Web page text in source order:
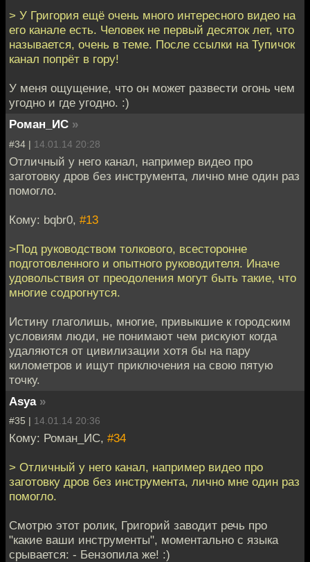
> У Григория ещё очень много интересного видео на
его канале есть. Человек не первый десяток лет, что
называется, очень в теме. После ссылки на Тупичок
канал попрёт в гору!
У меня ощущение, что он может развести огонь чем
угодно и где угодно. :)
Роман_ИС »
#34 | 14.01.14 20:28
Отличный у него канал, например видео про
заготовку дров без инструмента, лично мне один раз
помогло.
Кому: bqbr0, #13
>Под руководством толкового, всесторонне
подготовленного и опытного руководителя. Иначе
удовольствия от преодоления могут быть такие, что
многие содрогнутся.
Истину глаголишь, многие, привыкшие к городским
условиям люди, не понимают чем рискуют когда
удаляются от цивилизации хотя бы на пару
километров и ищут приключения на свою пятую
точку.
Asya »
#35 | 14.01.14 20:36
Кому: Роман_ИС, #34
> Отличный у него канал, например видео про
заготовку дров без инструмента, лично мне один раз
помогло.
Смотрю этот ролик, Григорий заводит речь про
"какие ваши инструменты", моментально с языка
срывается: - Бензопила же! :)